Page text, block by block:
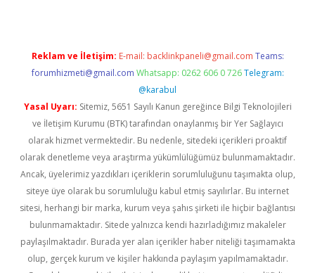
Reklam ve İletişim: E-mail: backlinkpaneli@gmail.com Teams:
forumhizmeti@gmail.com Whatsapp: 0262 606 0 726 Telegram:
@karabul
Yasal Uyarı: Sitemiz, 5651 Sayılı Kanun gereğince Bilgi Teknolojileri
ve İletişim Kurumu (BTK) tarafından onaylanmış bir Yer Sağlayıcı
olarak hizmet vermektedir. Bu nedenle, sitedeki içerikleri proaktif
olarak denetleme veya araştırma yükümlülüğümüz bulunmamaktadır.
Ancak, üyelerimiz yazdıkları içeriklerin sorumluluğunu taşımakta olup,
siteye üye olarak bu sorumluluğu kabul etmiş sayılırlar. Bu internet
sitesi, herhangi bir marka, kurum veya şahıs şirketi ile hiçbir bağlantısı
bulunmamaktadır. Sitede yalnızca kendi hazırladığımız makaleler
paylaşılmaktadır. Burada yer alan içerikler haber niteliği taşımamakta
olup, gerçek kurum ve kişiler hakkında paylaşım yapılmamaktadır.